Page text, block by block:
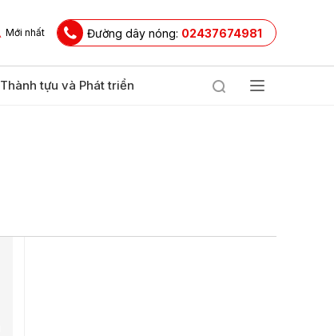
Mới nhất Đường dây nóng: 02437674981
Thành tựu và Phát triển